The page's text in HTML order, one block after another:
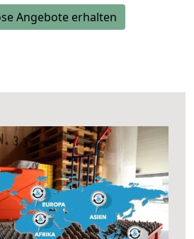
Angebote erhalten